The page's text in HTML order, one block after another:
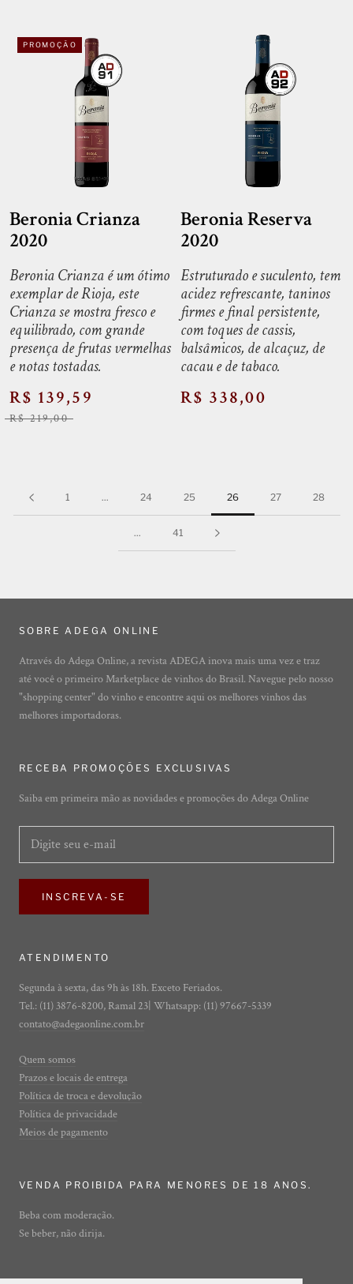
PROMOÇÃO
Beronia Crianza
2020
Beronia Crianza é um ótimo
exemplar de Rioja, este
Crianza se mostra fresco e
equilibrado, com grande
presença de frutas vermelhas
e notas tostadas.
R$ 139,59
R$ 219,00
Beronia Reserva
2020
Estruturado e suculento, tem
acidez refrescante, taninos
firmes e final persistente,
com toques de cassis,
balsâmicos, de alcaçuz, de
cacau e de tabaco.
R$ 338,00
1 ... 24 25 26 27 28
... 41
SOBRE ADEGA ONLINE
Através do Adega Online, a revista ADEGA inova mais uma vez e traz
até você o primeiro Marketplace de vinhos do Brasil. Navegue pelo nosso
"shopping center" do vinho e encontre aqui os melhores vinhos das
melhores importadoras.
RECEBA PROMOÇÕES EXCLUSIVAS
Saiba em primeira mão as novidades e promoções do Adega Online
INSCREVA-SE
ATENDIMENTO
Segunda à sexta, das 9h às 18h. Exceto Feriados.
Tel.: (11) 3876-8200, Ramal 23| Whatsapp: (11) 97667-5339
contato@adegaonline.com.br
Quem somos
Prazos e locais de entrega
Política de troca e devolução
Política de privacidade
Meios de pagamento
VENDA PROIBIDA PARA MENORES DE 18 ANOS.
Beba com moderação.
Se beber, não dirija.